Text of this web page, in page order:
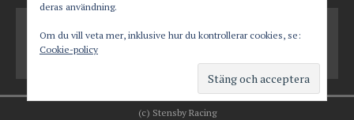
(c) Stensby Racing
deras användning.
Om du vill veta mer, inklusive hur du kontrollerar cookies, se:
Cookie-policy